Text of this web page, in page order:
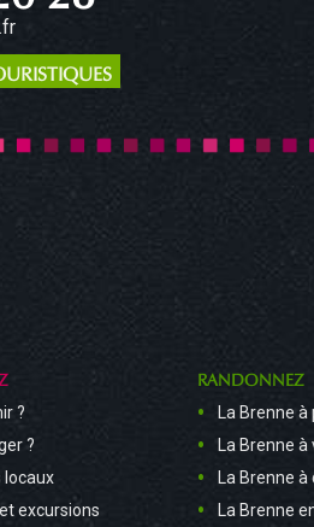
?
?
locaux
excursions
RANDONNEZ
La Brenne à
La Brenne à
La Brenne à
La Brenne